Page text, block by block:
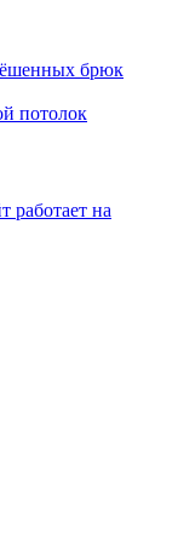
брюк
потолок
работает на